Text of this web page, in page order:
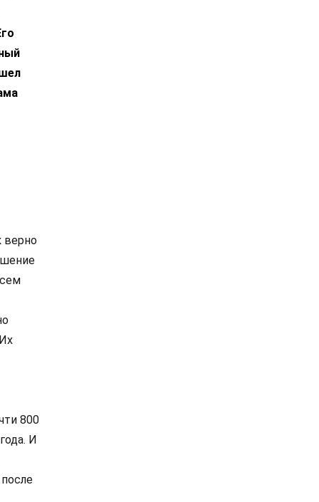
верно
800
И